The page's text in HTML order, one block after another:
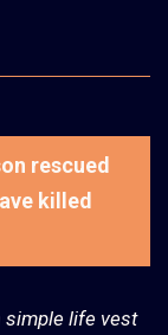
rescued
killed
simple life vest